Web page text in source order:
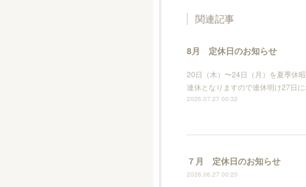
関連記事
8月 定休日のお知らせ
20日（木）〜24日（月）を夏季休
連休となりますので連休明け27日
2026.07.27 00:32
７月 定休日のお知らせ
2026.06.27 00:20